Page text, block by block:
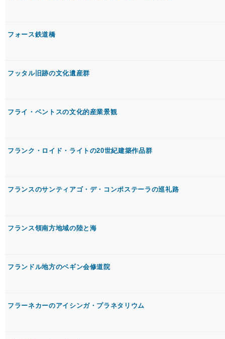
フォース鉄道橋
フッタル旧跡の文化遺産群
フライ・ベントスの文化的産業景観
フランク・ロイド・ライトの20世紀建築作品群
フランスのサンティアゴ・デ・コンポステーラの巡礼路
フランス領南方地域の陸と海
フランドル地方のベギン会修道院
フラーネカーのアイシンガ・プラネタリウム